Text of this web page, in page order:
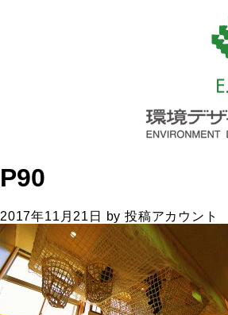
P90
2017年11月21日 by投稿アカウント